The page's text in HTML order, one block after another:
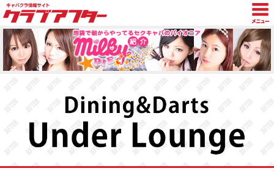
TOP
トピックス
新着情報
キャスト日記